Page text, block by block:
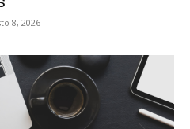
8, 2026